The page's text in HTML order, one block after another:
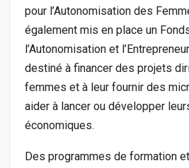
pour l’Autonomisation des
également mis en place un
l’Autonomisation et
destiné à financer des projets
femmes et à leur fournir des
aider à lancer ou développer
économiques.
Des programmes de formation